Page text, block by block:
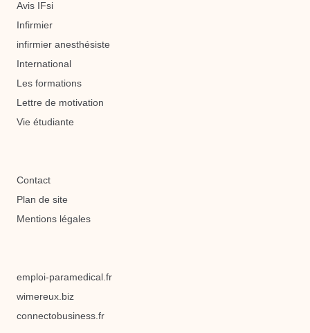
Avis IFsi
Infirmier
infirmier anesthésiste
International
Les formations
Lettre de motivation
Vie étudiante
Contact
Plan de site
Mentions légales
emploi-paramedical.fr
wimereux.biz
connectobusiness.fr